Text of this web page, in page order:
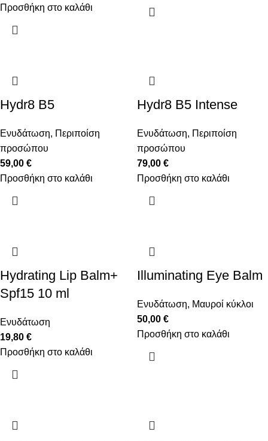
Προσθήκη στο καλάθι
Hydr8 B5
Ενυδάτωση, Περιποίση
προσώπου
59,00 €
Προσθήκη στο καλάθι
Hydr8 B5 Intense
Ενυδάτωση, Περιποίση
προσώπου
79,00 €
Προσθήκη στο καλάθι
Hydrating Lip Balm+
Spf15 10 ml
Ενυδάτωση
19,80 €
Προσθήκη στο καλάθι
Illuminating Eye Balm
Ενυδάτωση, Μαυροί κύκλοι
50,00 €
Προσθήκη στο καλάθι